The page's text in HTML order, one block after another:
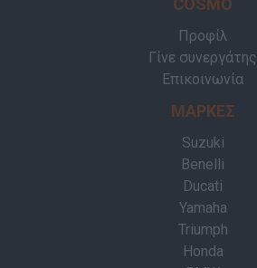
COSMO
Προφίλ
Γίνε συνεργάτης
Επικοινωνία
ΜΑΡΚΕΣ
Suzuki
Benelli
Ducati
Yamaha
Triumph
Honda